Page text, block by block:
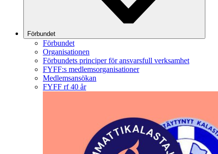
Förbundet
Förbundet
Organisationen
Förbundets principer för ansvarsfull verksamhet
FYFF:s medlemsorganisationer
Medlemsansökan
FYFF rf 40 år